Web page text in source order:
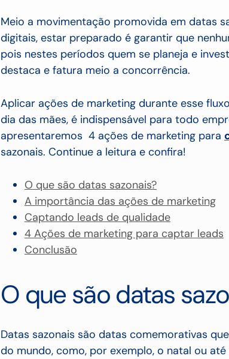
Meio a movimentação promovida em datas
digitais, estar preparado é garantir que
pois nestes períodos quem se planeja e
destaca e fatura meio a concorrência.
Aplicar ações de marketing durante esse
dia das mães, é indispensável para todo
apresentaremos 4 ações de marketing para
sazonais. Continue a leitura e confira!
O que são datas sazonais?
A importância das ações de marketing
Captando leads de qualidade
4 Ações de marketing para captar leads
Conclusão
O que são datas
Datas sazonais são datas comemorativas
do mundo, como, por exemplo, o natal ou